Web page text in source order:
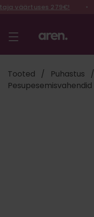
Liigu
juurde
väärtuses 279€!
Tooted / Puhastus /
Pesupesemisvahendid